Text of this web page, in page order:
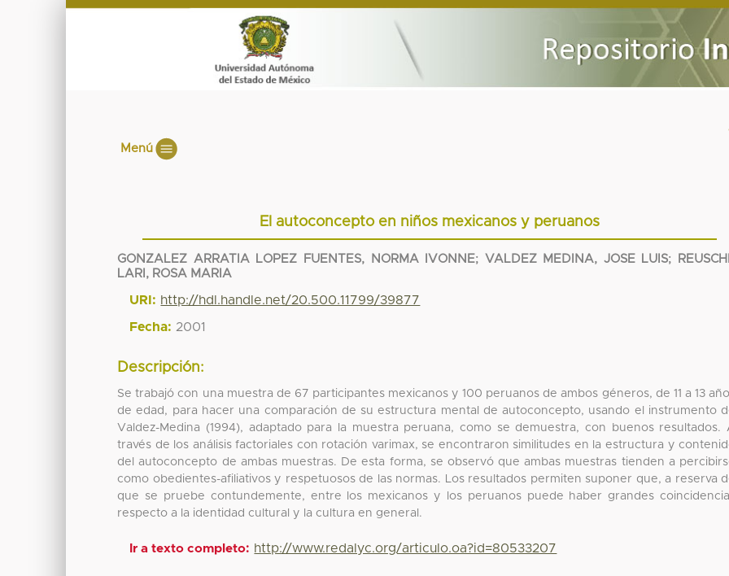
Menú
El autoconcepto en niños mexicanos y peruanos
GONZALEZ ARRATIA LOPEZ FUENTES, NORMA IVONNE; VALDEZ MEDINA, JOSE LUIS;
LARI, ROSA MARIA
URI: http://hdl.handle.net/20.500.11799/39877
Fecha: 2001
Descripción:
Se trabajó con una muestra de 67 participantes mexicanos y 100 peruanos de ambos géneros, de 11 a 13
de edad, para hacer una comparación de su estructura mental de autoconcepto, usando el instrumento
Valdez-Medina (1994), adaptado para la muestra peruana, como se demuestra, con buenos resultados.
través de los análisis factoriales con rotación varimax, se encontraron similitudes en la estructura y
del autoconcepto de ambas muestras. De esta forma, se observó que ambas muestras tienden a
como obedientes-afiliativos y respetuosos de las normas. Los resultados permiten suponer que, a reserva
que se pruebe contundemente, entre los mexicanos y los peruanos puede haber grandes
respecto a la identidad cultural y la cultura en general.
Ir a texto completo: http://www.redalyc.org/articulo.oa?id=80533207